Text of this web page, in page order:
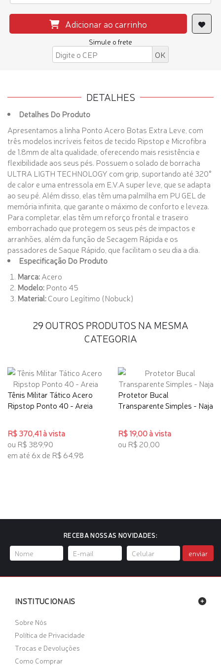
Adicionar ao carrinho
Simule o frete
DETALHES
Detalhes Do Produto
Apresentamos a linha Ponto Acero Botas Extra Leve, com
três modelos incríveis feitos de tecido Ripstop e Microfibra
de 1.8mm de alta qualidade, oferecendo mais resistência e
flexibilidade aos seus pés. Possuem o solado de borracha
ULTRA LIGTH TECHNOLOGY com grip, suportando até 320°
de calor e uma entressola em E.V.A super leve, que se adapta
ao seu pé. Além disso, elas têm uma palmilha em PU GEL de
memória infinita, que garante o máximo de conforto e leveza.
Para completar, elas têm um reforço frontal e traseiro
emborrachado que protegem os seus pés de impactos e
arranhões, além da função de Secagem Rápida e os
passadores de Saque Rápido, que facilitam o seu dia a dia.
Especificação Do Produto
Marca:Acero
Modelo: Ponto 45
Material:Couro Legítimo (Nobuck)
29 OUTROS PRODUTOS NA MESMA
CATEGORIA
Tênis Militar Tático Acero
Ripstop Ponto 40 - Areia
R$ 370,41 à vista
ou R$ 389,90
em até 6x de R$ 64,98
Protetor Bucal
Transparente Simples - Naja
R$ 19,00 à vista
ou R$ 20,00
RECEBA NOSSAS NOVIDADES:
enviar
INSTITUCIONAIS
Sobre Nós
Política de Privacidade
Trocas e Devoluções
Como Comprar